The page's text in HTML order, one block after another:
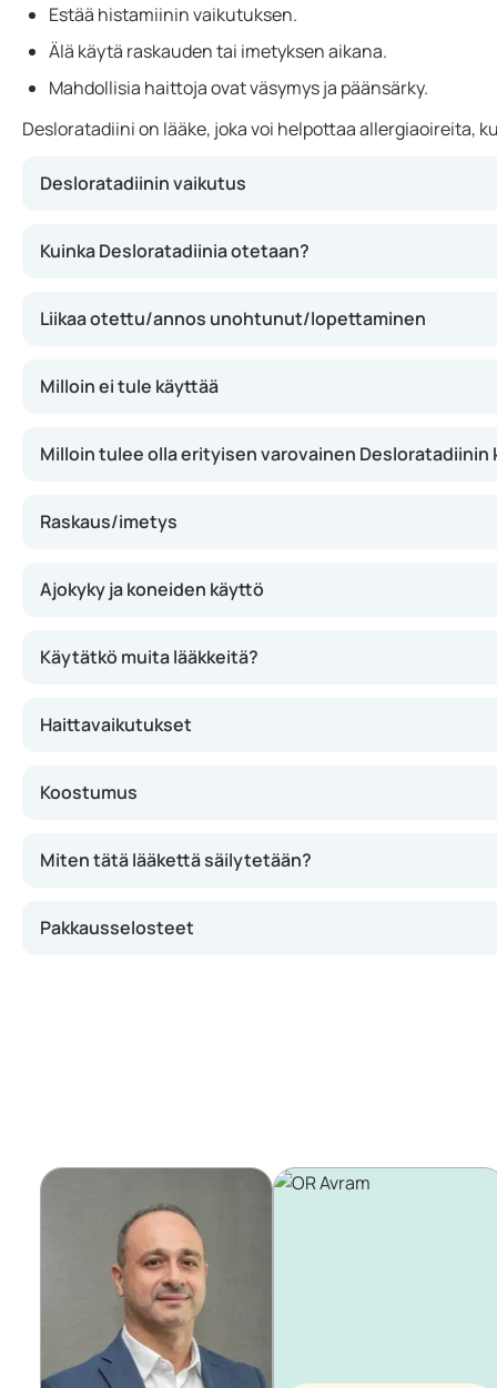
Estää histamiinin vaikutuksen.
Älä käytä raskauden tai imetyksen aikana.
Mahdollisia haittoja ovat väsymys ja päänsärky.
Desloratadiini on lääke, joka voi helpottaa allergiaoireita,
Desloratadiinin vaikutus
Kuinka Desloratadiinia otetaan?
Liikaa otettu/annos unohtunut/lopettaminen
Milloin ei tule käyttää
Milloin tulee olla erityisen varovainen Desloratadiinin
Raskaus/imetys
Ajokyky ja koneiden käyttö
Käytätkö muita lääkkeitä?
Haittavaikutukset
Koostumus
Miten tätä lääkettä säilytetään?
Pakkausselosteet